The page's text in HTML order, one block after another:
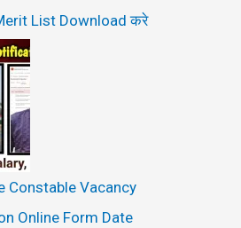
List Download करे
Constable Vacancy
Online Form Date